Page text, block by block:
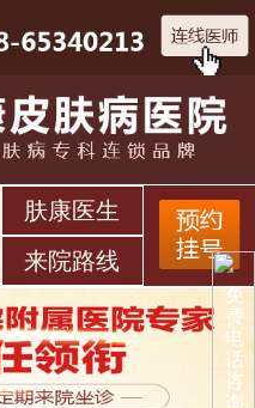
肤康医生
来院路线
免
费
电
话
咨
询